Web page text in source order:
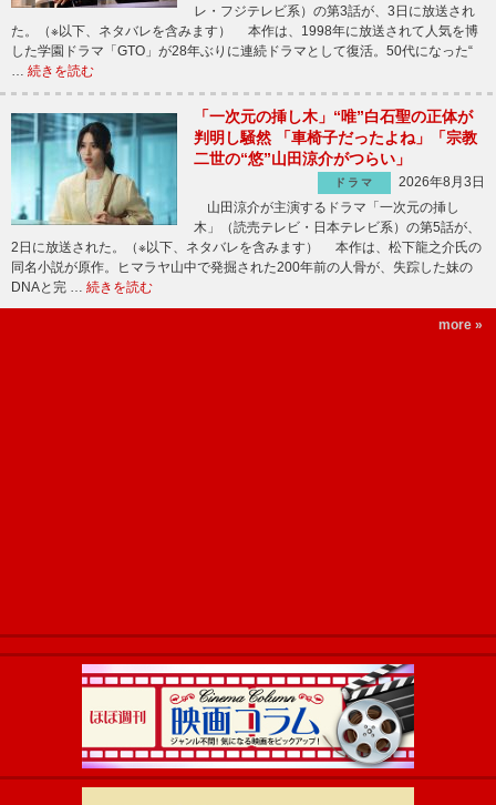
レ・フジテレビ系）の第3話が、3日に放送され
た。（※以下、ネタバレを含みます） 本作は、1998年に放送されて人気を博
した学園ドラマ「GTO」が28年ぶりに連続ドラマとして復活。50代になった“
続きを読む
「一次元の挿し木」“唯”白石聖の正体が
判明し騒然 「車椅子だったよね」「宗教
二世の“悠”山田涼介がつらい」
ドラマ
2026年8月3日
山田涼介が主演するドラマ「一次元の挿し
木」（読売テレビ・日本テレビ系）の第5話が、
2日に放送された。（※以下、ネタバレを含みます） 本作は、松下龍之介氏の
同名小説が原作。ヒマラヤ山中で発掘された200年前の人骨が、失踪した妹の
DNAと完 … 続きを読む
more »